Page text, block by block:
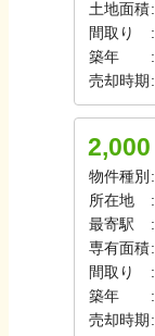
土地面積:
間取り
:
築年
:
売却時期 :
2,000
物件種別 :
所在地
:
最寄駅
:
専有面積:
間取り
:
築年
:
売却時期 :